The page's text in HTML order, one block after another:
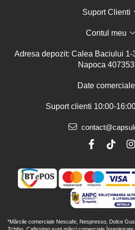
Suport Clienti
Contul meu
Adresa depozit: Calea Baciului
Napoca 407353
Date comerciale
Suport clienti 10:00-
*Mărcile comerciale Nescafe, Nespresso, Dolce